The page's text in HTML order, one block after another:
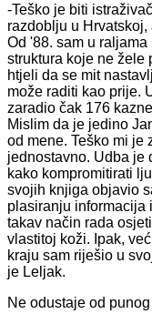
-Teško je biti
razdoblju u
Od '88. sam u raljama
struktura koje ne žele
htjeli da se mit
može raditi kao prije.
zaradio čak 176
Mislim da je jedino
od mene. Teško mi je
jednostavno. Udba je
kako kompromitirati
svojih knjiga objavio
plasiranju informacija
takav način rada
vlastitoj koži. Ipak,
kraju sam riješio u
je Leljak.
Ne odustaje od